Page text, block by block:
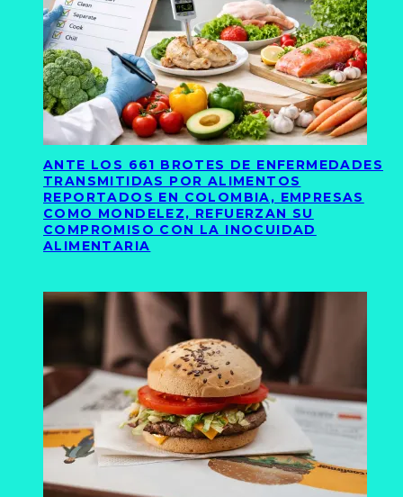
ANTE LOS 661 BROTES DE ENFERMEDADES
TRANSMITIDAS POR ALIMENTOS
REPORTADOS EN COLOMBIA, EMPRESAS
COMO MONDELEZ, REFUERZAN SU
COMPROMISO CON LA INOCUIDAD
ALIMENTARIA